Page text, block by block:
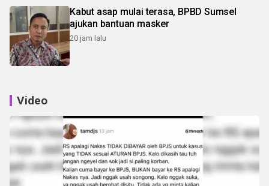
Kabut asap mulai terasa, BPBD Sumsel
ajukan bantuan masker
20 jam lalu
Video